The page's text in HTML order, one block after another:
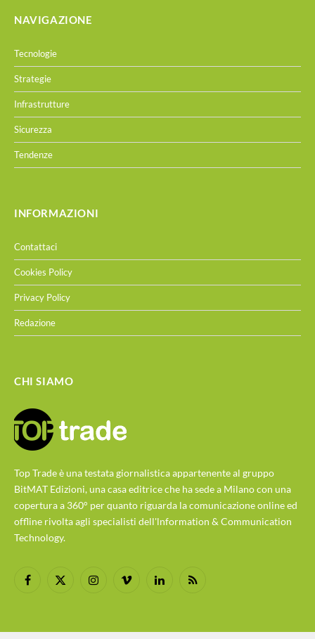
NAVIGAZIONE
Tecnologie
Strategie
Infrastrutture
Sicurezza
Tendenze
INFORMAZIONI
Contattaci
Cookies Policy
Privacy Policy
Redazione
CHI SIAMO
Top Trade è una testata giornalistica appartenente al gruppo
BitMAT Edizioni, una casa editrice che ha sede a Milano con una
copertura a 360° per quanto riguarda la comunicazione online ed
offline rivolta agli specialisti dell'lnformation & Communication
Technology.
Facebook
X
InstagramVimeo LinkedInRSS